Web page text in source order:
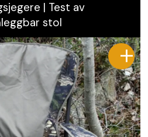
| Test av
stol